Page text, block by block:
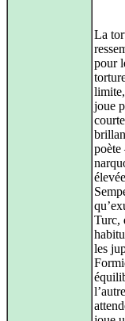
La
pour
joue
poète
Turc,
les